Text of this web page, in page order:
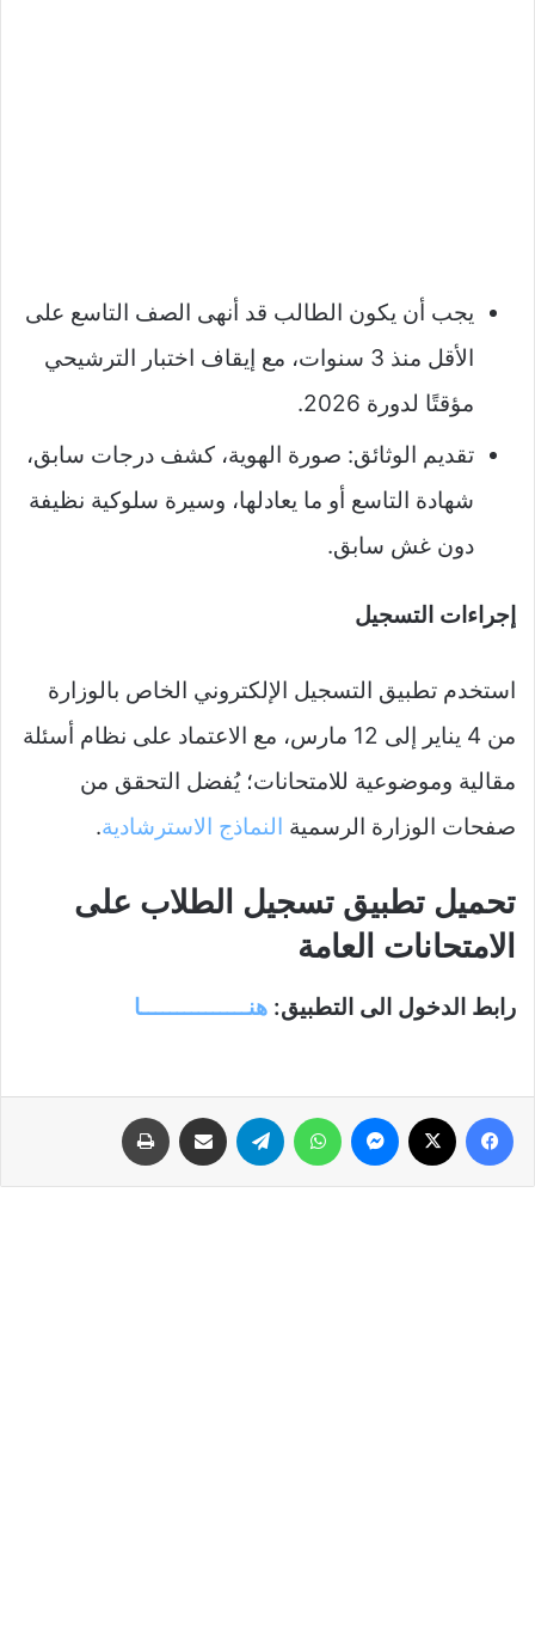
يجب أن يكون الطالب قد أنهى الصف التاسع على
الأقل منذ 3 سنوات، مع إيقاف اختبار الترشيحي
مؤقتًا لدورة 2026.
تقديم الوثائق: صورة الهوية، كشف درجات سابق،
شهادة التاسع أو ما يعادلها، وسيرة سلوكية نظيفة
دون غش سابق.​
إجراءات التسجيل
استخدم تطبيق التسجيل الإلكتروني الخاص بالوزارة
من 4 يناير إلى 12 مارس، مع الاعتماد على نظام أسئلة
مقالية وموضوعية للامتحانات؛ يُفضل التحقق من
صفحات الوزارة الرسمية النماذج الاسترشادية.​
تحميل تطبيق تسجيل الطلاب على
الامتحانات العامة
رابط الدخول الى التطبيق: هنـــــــــــــــا
فيسبوك ماسنجر واتساب تيلقرام مشاركة عبر البريد